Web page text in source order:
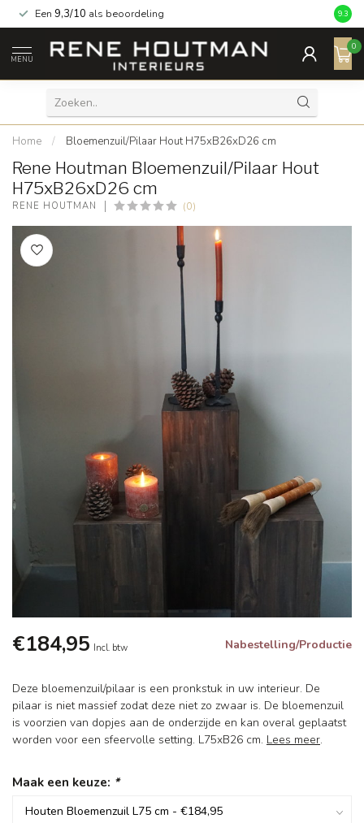
Een 9,3/10 als beoordeling 9.3
MENU
0
Home / Bloemenzuil/Pilaar Hout H75xB26xD26 cm
Rene Houtman Bloemenzuil/Pilaar Hout
H75xB26xD26 cm
RENE HOUTMAN (0)
€184,95 Incl. btw Nabestelling/Productie
Deze bloemenzuil/pilaar is een pronkstuk in uw interieur. De
pilaar is niet massief zodat deze niet zo zwaar is. De bloemenzuil
is voorzien van dopjes aan de onderzijde en kan overal geplaatst
worden voor een sfeervolle setting. L75xB26 cm. Lees meer.
Maak een keuze: *